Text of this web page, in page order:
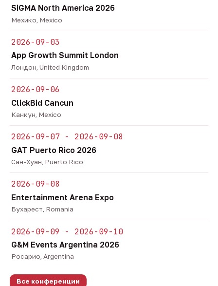
SiGMA North America 2026
Мехико, Mexico
2026-09-03
App Growth Summit London
Лондон, United Kingdom
2026-09-06
ClickBid Cancun
Канкун, Mexico
2026-09-07 - 2026-09-08
GAT Puerto Rico 2026
Сан-Хуан, Puerto Rico
2026-09-08
Entertainment Arena Expo
Бухарест, Romania
2026-09-09 - 2026-09-10
G&M Events Argentina 2026
Росарио, Argentina
Все конференции